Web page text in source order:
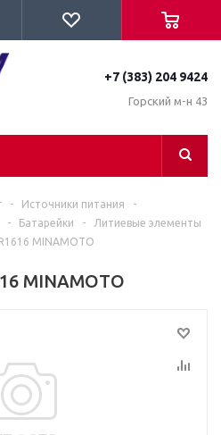
+7 (383) 204 9424
Горский м-н 43
- Источники питания
-
- Батарейки -
Литиевые элементы
MINAMOTO
MINAMOTO